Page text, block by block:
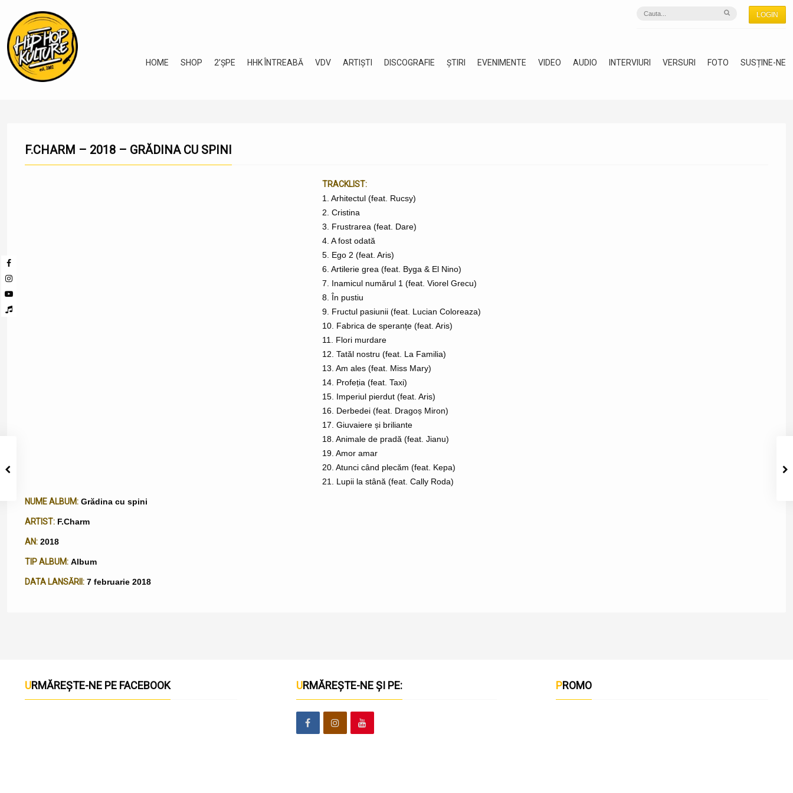
LOGIN
HOME SHOP 2’ȘPE HHK ÎNTREABĂ VDV ARTIȘTI DISCOGRAFIE ȘTIRI EVENIMENTE VIDEO AUDIO INTERVIURI VERSURI FOTO SUSȚINE-NE
F.CHARM – 2018 – GRĂDINA CU SPINI
TRACKLIST:
1. Arhitectul (feat. Rucsy)
2. Cristina
3. Frustrarea (feat. Dare)
4. A fost odată
5. Ego 2 (feat. Aris)
6. Artilerie grea (feat. Byga & El Nino)
7. Inamicul numărul 1 (feat. Viorel Grecu)
8. În pustiu
9. Fructul pasiunii (feat. Lucian Coloreaza)
10. Fabrica de speranțe (feat. Aris)
11. Flori murdare
12. Tatăl nostru (feat. La Familia)
13. Am ales (feat. Miss Mary)
14. Profeția (feat. Taxi)
15. Imperiul pierdut (feat. Aris)
16. Derbedei (feat. Dragoș Miron)
17. Giuvaiere și briliante
18. Animale de pradă (feat. Jianu)
19. Amor amar
20. Atunci când plecăm (feat. Kepa)
21. Lupii la stână (feat. Cally Roda)
NUME ALBUM: Grădina cu spini
ARTIST: F.Charm
AN: 2018
TIP ALBUM: Album
DATA LANSĂRII: 7 februarie 2018
URMĂREȘTE-NE PE FACEBOOK URMĂREȘTE-NE ȘI PE: PROMO